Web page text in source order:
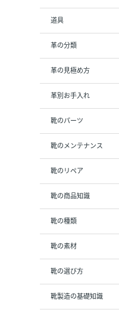
道具
革の分類
革の見極め方
革別お手入れ
靴のパーツ
靴のメンテナンス
靴のリペア
靴の商品知識
靴の種類
靴の素材
靴の選び方
靴製造の基礎知識